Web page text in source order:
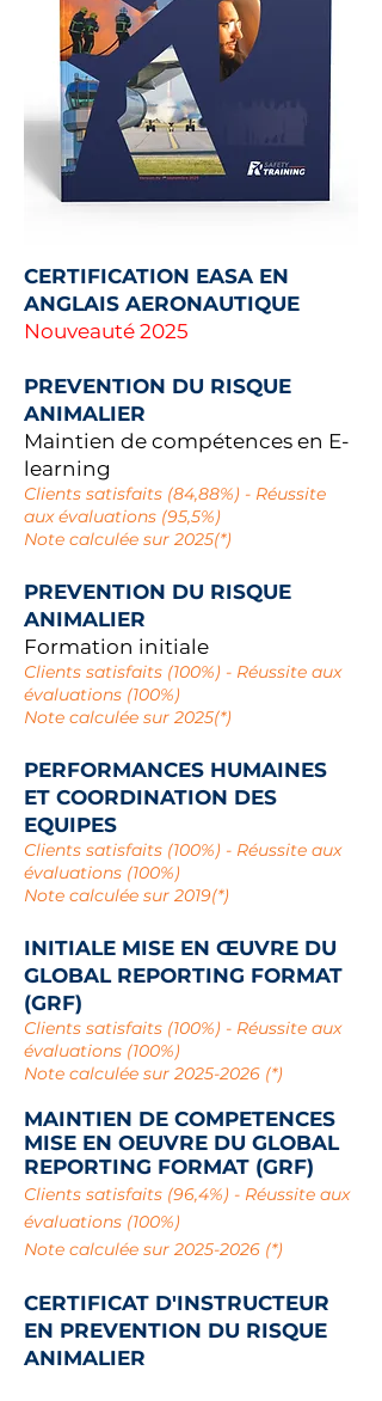
CERTIFICATION EASA EN
ANGLAIS AERONAUTIQUE
Nouveauté 2025
PREVENTION DU RISQUE
ANIMALIER
Maintien de compétences en E-
learning
Clients satisfaits (84,88%) - Réussite
aux évaluations (95,5%)
Note calculée sur 2025(*)
PREVENTION DU RISQUE
ANIMALIER
Formation initiale
Clients satisfaits (100%) - Réussite aux
évaluations (100%)
Note calculée sur 2025(*)
PERFORMANCES HUMAINES
ET COORDINATION DES
EQUIPES
Clients satisfaits (100%) - Réussite aux
évaluations (100%)
Note calculée sur 2019(*)
INITIALE MISE EN ŒUVRE DU
GLOBAL REPORTING FORMAT
(GRF)
Clients satisfaits (100%) - Réussite aux
évaluations (100%)
Note calculée sur 2025-2026 (*)
MAINTIEN DE COMPETENCES
MISE EN OEUVRE DU GLOBAL
REPORTING FORMAT (GRF)
Clients satisfaits (96,4%) - Réussite aux
évaluations (100%)
Note calculée sur 2025-2026 (*)
CERTIFICAT D'INSTRUCTEUR
EN PREVENTION DU RISQUE
ANIMALIER